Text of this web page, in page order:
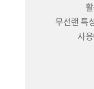
무선랜 특
사